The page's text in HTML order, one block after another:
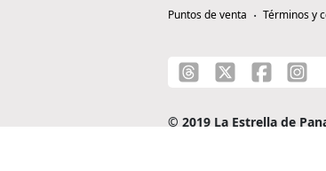
Puntos de venta
Términos y
© 2019 La Estrella de